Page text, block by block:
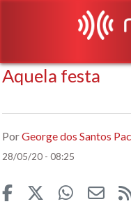
Aquela festa
PorGeorge dos Santos
28/05/20 - 08:25